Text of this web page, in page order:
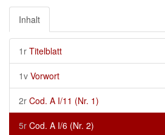
Inhalt
1r Titelblatt
1v Vorwort
2r Cod. A I/11 (Nr. 1)
5r Cod. A I/6 (Nr. 2)